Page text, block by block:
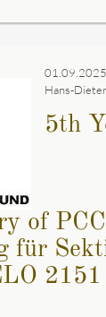
Hans-
5th
of
für